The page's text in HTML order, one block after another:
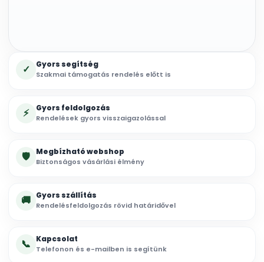
✓ Gyors segítség
Szakmai támogatás rendelés előtt is
⚡ Gyors feldolgozás
Rendelések gyors visszaigazolással
🛡 Megbízható webshop
Biztonságos vásárlási élmény
🚚 Gyors szállítás
Rendelésfeldolgozás rövid határidővel
📞 Kapcsolat
Telefonon és e-mailben is segítünk